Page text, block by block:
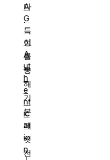
다
.
이
를
통
해
기
본
패
킷
전
A
G
특
성
A
ut
h
e
nt
ic
at
io
n